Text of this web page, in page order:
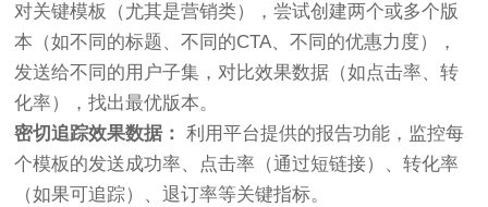
对关键模板（尤其是营销类），尝试创建两个或多个版
本（如不同的标题、不同的CTA、不同的优惠力度），
发送给不同的用户子集，对比效果数据（如点击率、转
化率），找出最优版本。
密切追踪效果数据：
利用平台提供的报告功能，监控每
个模板的发送成功率、点击率（通过短链接）、转化率
（如果可追踪）、退订率等关键指标。